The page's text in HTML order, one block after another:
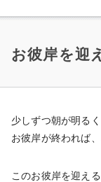
お彼岸を迎
少しずつ朝が明る
お彼岸が終われば
このお彼岸を迎え